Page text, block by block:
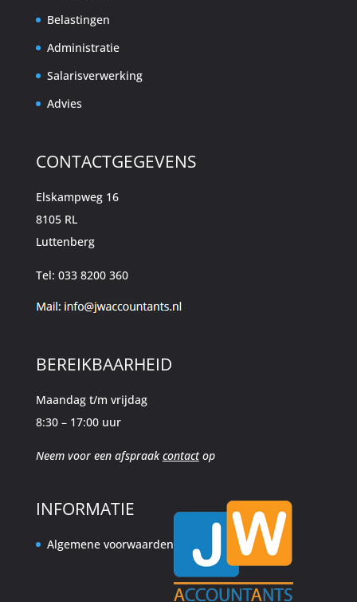
Belastingen
Administratie
Salarisverwerking
Advies
CONTACTGEGEVENS
Elskampweg 16
8105 RL
Luttenberg
Tel: 033 8200 360
BEREIKBAARHEID
Maandag t/m vrijdag
8:30 – 17:00 uur
Neem voor een afspraakcontactop
INFORMATIE
Algemene voorwaarden